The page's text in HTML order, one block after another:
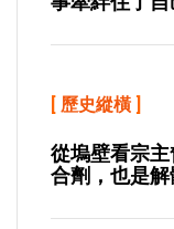
[ 歷史縱橫 ]
從塢壁看宗
合劑，也是